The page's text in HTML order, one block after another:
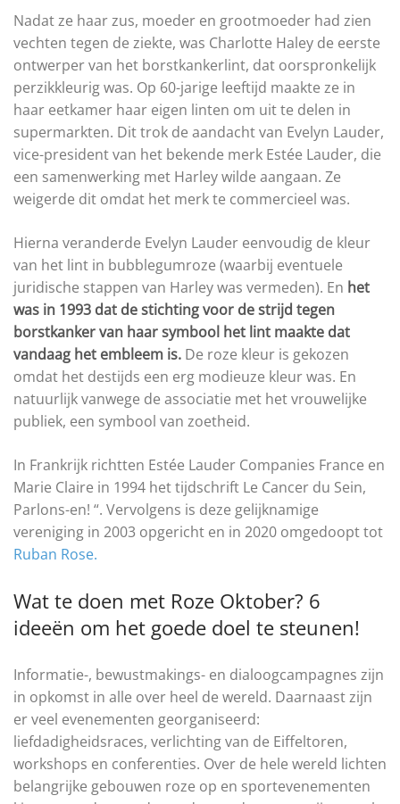
Nadat ze haar zus, moeder en grootmoeder had zien
vechten tegen de ziekte, was Charlotte Haley de eerste
ontwerper van het borstkankerlint, dat oorspronkelijk
perzikkleurig was. Op 60-jarige leeftijd maakte ze in
haar eetkamer haar eigen linten om uit te delen in
supermarkten. Dit trok de aandacht van Evelyn Lauder,
vice-president van het bekende merk Estée Lauder, die
een samenwerking met Harley wilde aangaan. Ze
weigerde dit omdat het merk te commercieel was.
Hierna veranderde Evelyn Lauder eenvoudig de kleur
van het lint in bubblegumroze (waarbij eventuele
juridische stappen van Harley was vermeden). En het
was in 1993 dat de stichting voor de strijd tegen
borstkanker van haar symbool het lint maakte dat
vandaag het embleem is. De roze kleur is gekozen
omdat het destijds een erg modieuze kleur was. En
natuurlijk vanwege de associatie met het vrouwelijke
publiek, een symbool van zoetheid.
In Frankrijk richtten Estée Lauder Companies France en
Marie Claire in 1994 het tijdschrift Le Cancer du Sein,
Parlons-en! “. Vervolgens is deze gelijknamige
vereniging in 2003 opgericht en in 2020 omgedoopt tot
Ruban Rose.
Wat te doen met Roze Oktober? 6
ideeën om het goede doel te steunen!
Informatie-, bewustmakings- en dialoogcampagnes zijn
in opkomst in alle over heel de wereld. Daarnaast zijn
er veel evenementen georganiseerd:
liefdadigheidsraces, verlichting van de Eiffeltoren,
workshops en conferenties. Over de hele wereld lichten
belangrijke gebouwen roze op en sportevenementen